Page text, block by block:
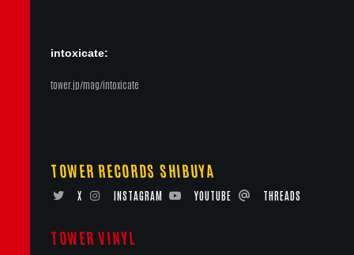
intoxicate:
tower.jp/mag/intoxicate
TOWER RECORDS SHIBUYA
X INSTAGRAM YOUTUBE THREADS
TOWER VINYL